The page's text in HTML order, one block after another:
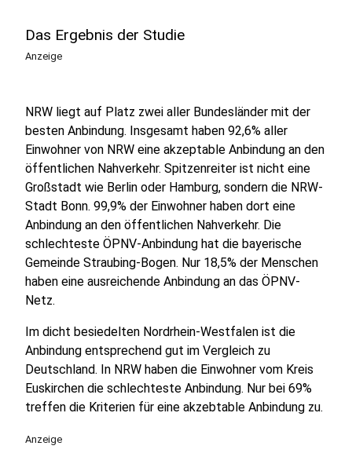
Das Ergebnis der Studie
Anzeige
NRW liegt auf Platz zwei aller Bundesländer mit der
besten Anbindung. Insgesamt haben 92,6% aller
Einwohner von NRW eine akzeptable Anbindung an den
öffentlichen Nahverkehr. Spitzenreiter ist nicht eine
Großstadt wie Berlin oder Hamburg, sondern die NRW-
Stadt Bonn. 99,9% der Einwohner haben dort eine
Anbindung an den öffentlichen Nahverkehr. Die
schlechteste ÖPNV-Anbindung hat die bayerische
Gemeinde Straubing-Bogen. Nur 18,5% der Menschen
haben eine ausreichende Anbindung an das ÖPNV-
Netz.
Im dicht besiedelten Nordrhein-Westfalen ist die
Anbindung entsprechend gut im Vergleich zu
Deutschland. In NRW haben die Einwohner vom Kreis
Euskirchen die schlechteste Anbindung. Nur bei 69%
treffen die Kriterien für eine akzebtable Anbindung zu.
Anzeige